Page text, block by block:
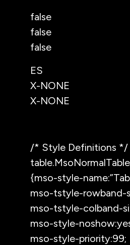
false
false
false
ES
X-NONE
X-NONE
/* Style Definitions */
table.MsoNormalTable
{mso-style-
mso-tstyle-rowband-
mso-tstyle-colband-
mso-style-
mso-style-priority:99;